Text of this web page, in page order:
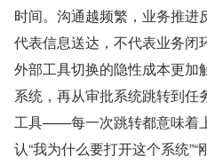
时间。沟通越频繁，业务推进
代表信息送达，不代表业务闭
外部工具切换的隐性成本更加
系统，再从审批系统跳转到
工具——每一次跳转都意味着
认“我为什么要打开这个系统